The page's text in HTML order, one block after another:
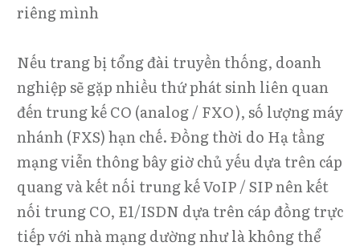
riêng mình
Nếu trang bị tổng đài truyền thống, doanh
nghiệp sẽ gặp nhiều thứ phát sinh liên quan
đến trung kế CO (analog / FXO), số lượng máy
nhánh (FXS) hạn chế. Đồng thời do Hạ tầng
mạng viễn thông bây giờ chủ yếu dựa trên cáp
quang và kết nối trung kế VoIP / SIP nên kết
nối trung CO, E1/ISDN dựa trên cáp đồng trực
tiếp với nhà mạng dường như là không thể